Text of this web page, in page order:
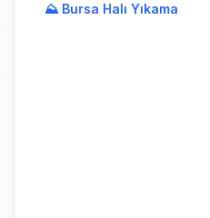
⛰️ Bursa Halı Yıkama